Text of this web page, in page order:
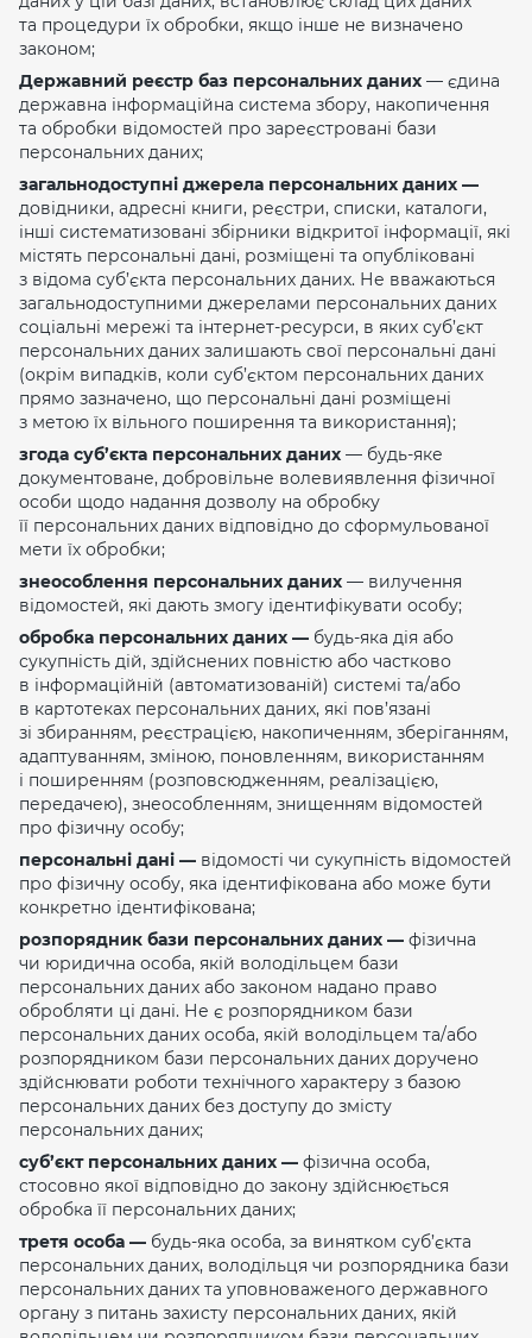
та процедури їх обробки, якщо інше не визначено
законом;
Державний реєстр баз персональних даних — єдина
державна інформаційна система збору, накопичення
та обробки відомостей про зареєстровані бази
персональних даних;
загальнодоступні джерела персональних даних —
довідники, адресні книги, реєстри, списки, каталоги,
інші систематизовані збірники відкритої інформації, які
містять персональні дані, розміщені та опубліковані
з відома суб’єкта персональних даних. Не вважаються
загальнодоступними джерелами персональних даних
соціальні мережі та інтернет-ресурси, в яких суб’єкт
персональних даних залишають свої персональні дані
(окрім випадків, коли суб’єктом персональних даних
прямо зазначено, що персональні дані розміщені
з метою їх вільного поширення та використання);
згода суб’єкта персональних даних — будь-яке
документоване, добровільне волевиявлення фізичної
особи щодо надання дозволу на обробку
її персональних даних відповідно до сформульованої
мети їх обробки;
знеособлення персональних даних — вилучення
відомостей, які дають змогу ідентифікувати особу;
обробка персональних даних — будь-яка дія або
сукупність дій, здійснених повністю або частково
в інформаційній (автоматизованій) системі та/або
в картотеках персональних даних, які пов’язані
зі збиранням, реєстрацією, накопиченням, зберіганням,
адаптуванням, зміною, поновленням, використанням
і поширенням (розповсюдженням, реалізацією,
передачею), знеособленням, знищенням відомостей
про фізичну особу;
персональні дані — відомості чи сукупність відомостей
про фізичну особу, яка ідентифікована або може бути
конкретно ідентифікована;
розпорядник бази персональних даних — фізична
чи юридична особа, якій володільцем бази
персональних даних або законом надано право
обробляти ці дані. Не є розпорядником бази
персональних даних особа, якій володільцем та/або
розпорядником бази персональних даних доручено
здійснювати роботи технічного характеру з базою
персональних даних без доступу до змісту
персональних даних;
суб’єкт персональних даних — фізична особа,
стосовно якої відповідно до закону здійснюється
обробка її персональних даних;
третя особа — будь-яка особа, за винятком суб’єкта
персональних даних, володільця чи розпорядника бази
персональних даних та уповноваженого державного
органу з питань захисту персональних даних, якій